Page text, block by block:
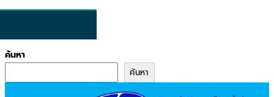
ค้นหา
ค้นหา